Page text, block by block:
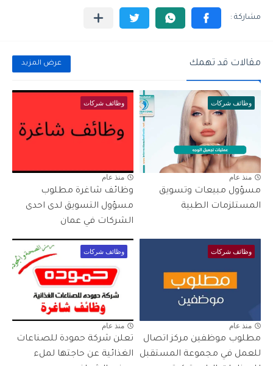
مقالات قد تهمك عرض المزيد
وظائف شركات
منذ عام
مسؤول مبيعات وتسويق
المستلزمات الطبية
وظائف شركات
منذ عام
وظائف شاغرة مطلوب
مسؤول التسويق لدى احدى
الشركات في عمان
وظائف شركات
منذ عام
مطلوب موظفين مركز اتصال
للعمل في مجموعة المستقبل
وظائف شركات
منذ عام
تعلن شركة حمودة للصناعات
الغذائية عن حاجتها لملء